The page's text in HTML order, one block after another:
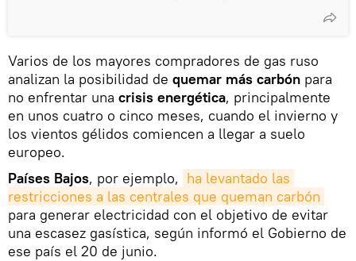
Varios de los mayores compradores de gas ruso
analizan la posibilidad de quemar más carbón para
no enfrentar una crisis energética, principalmente
en unos cuatro o cinco meses, cuando el invierno y
los vientos gélidos comiencen a llegar a suelo
europeo.
Países Bajos, por ejemplo, ha levantado las
restricciones a las centrales que queman carbón
para generar electricidad con el objetivo de evitar
una escasez gasística, según informó el Gobierno de
ese país el 20 de junio.